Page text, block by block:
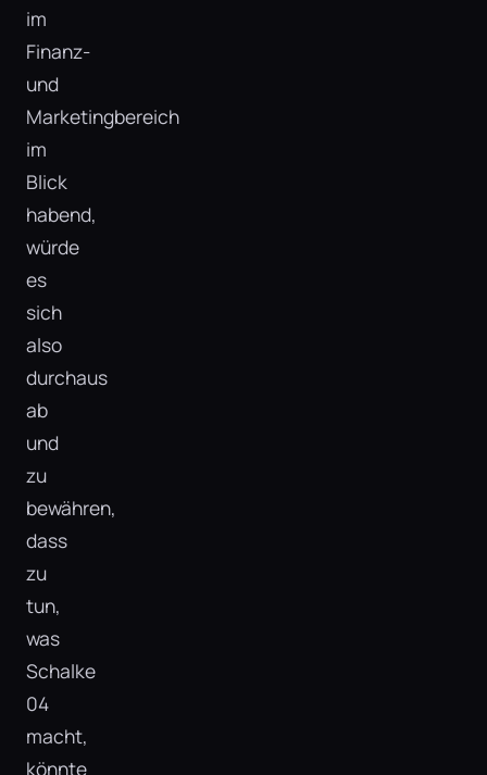
im
Finanz-
und
Marketingbereich
im
Blick
habend,
würde
es
sich
also
durchaus
ab
und
zu
bewähren,
dass
zu
tun,
was
Schalke
04
macht,
könnte